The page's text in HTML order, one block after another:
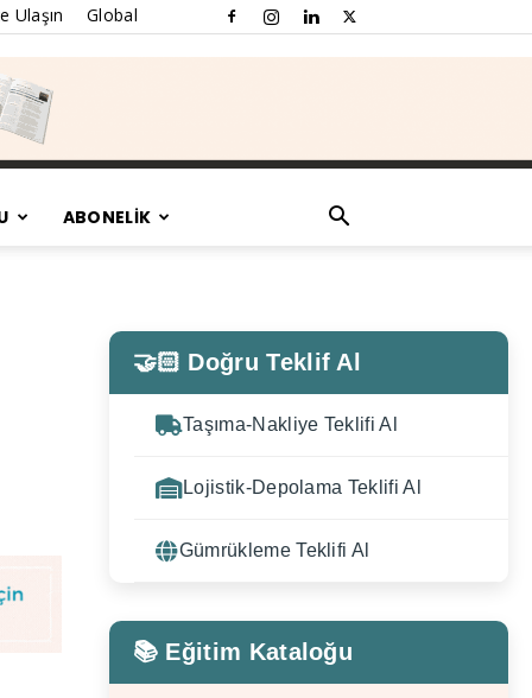
Ulaşın Global
ABONELİK
🤝🏻 Doğru Teklif Al
Taşıma-Nakliye Teklifi Al
Lojistik-Depolama Teklifi Al
Gümrükleme Teklifi Al
📚 Eğitim Kataloğu